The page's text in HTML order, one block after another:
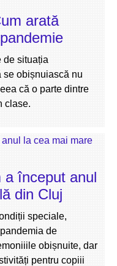
arată
de situația
obișnuiască nu
că o parte dintre
clase.
a început anul
din Cluj
speciale,
de
obișnuite, dar
pentru copiii